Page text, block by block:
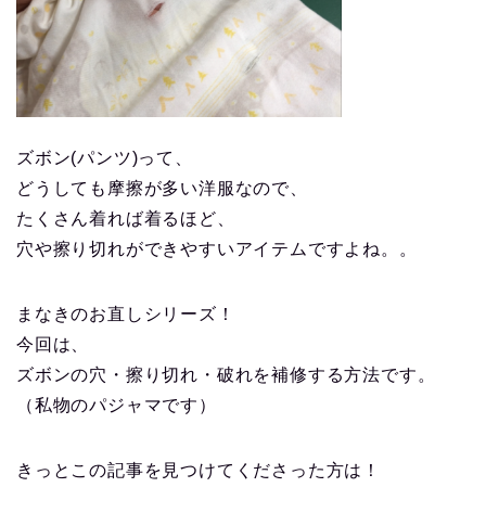
ズボン(パンツ)って、
どうしても摩擦が多い洋服なので、
たくさん着れば着るほど、
穴や擦り切れができやすいアイテムですよね。。
まなきのお直しシリーズ！
今回は、
ズボンの穴・擦り切れ・破れを補修する方法です。
（私物のパジャマです）
きっとこの記事を見つけてくださった方は！